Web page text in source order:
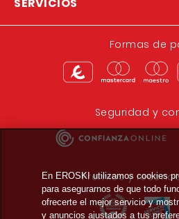
Formas de
Seguridad y
Premios y
En EROSKI utilizamos cookies
para asegurarnos de que todo
ofrecerte el mejor servicio y
y anuncios ajustados a tus